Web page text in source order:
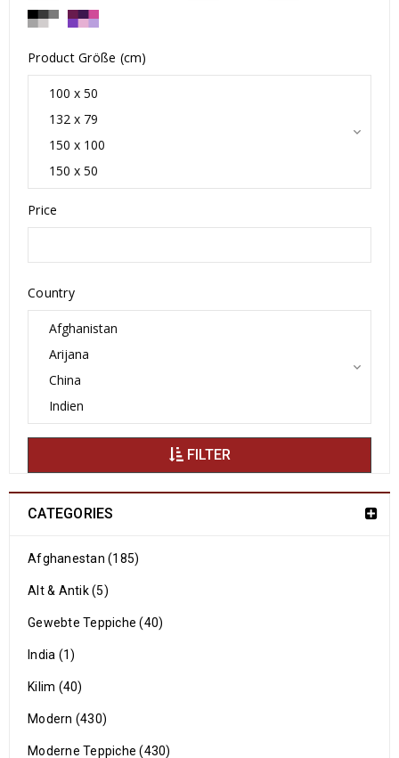
Product Größe (cm)
Price
Country
FILTER
CATEGORIES
Afghanestan (185)
Alt & Antik (5)
Gewebte Teppiche (40)
India (1)
Kilim (40)
Modern (430)
Moderne Teppiche (430)